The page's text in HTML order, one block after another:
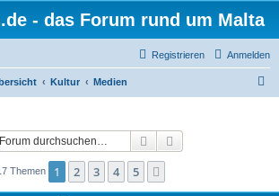
- das Forum rund um Malta
Anmelden
Registrieren
Kultur Medien
Suche
Themen 1 2 3 4 5